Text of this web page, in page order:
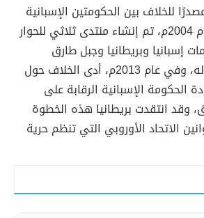
للخلاف بين الحكومتين الإسبانية
والبريطانية، وفي عام 2004م، تم إنشاء منتدى ثلاثي للحوار
إسبانيا وبريطانيا وجبل طارق
لتخفيف التوترات حوله، وفي عام 2013م، أدى الخلاف حول
الحكومة الإسبانية الرقابة على
وقد انتقدت بريطانيا هذه الخطوة
الاتحاد الأوروبي التي تنظم حرية